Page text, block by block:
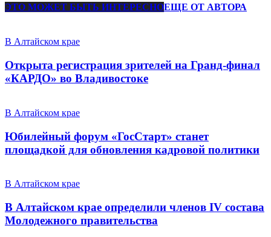
ЭТО МОЖЕТ БЫТЬ ИНТЕРЕСНОЕЩЕ ОТ АВТОРА
В Алтайском крае
Открыта регистрация зрителей на Гранд-финал
«КАРДО» во Владивостоке
В Алтайском крае
Юбилейный форум «ГосСтарт» станет
площадкой для обновления кадровой политики
В Алтайском крае
В Алтайском крае определили членов IV состава
Молодежного правительства